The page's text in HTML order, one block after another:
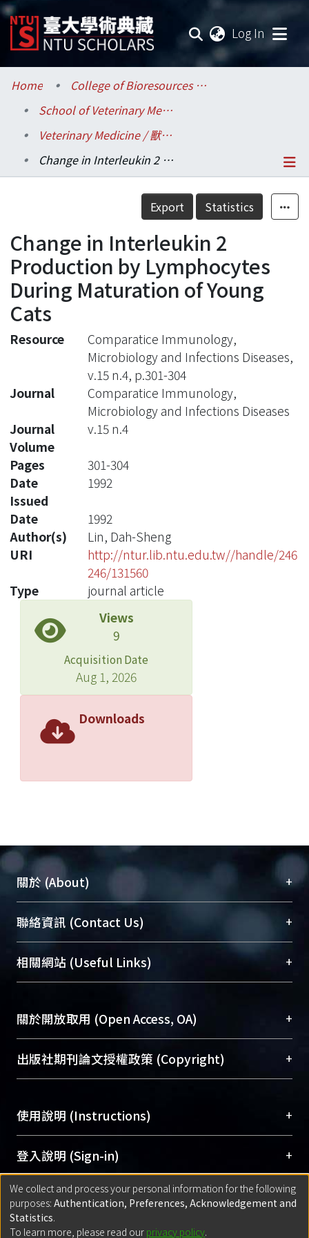
Log In
Communities & Collections
Research Outputs
Fundings & Projects
Statistics
Home
College of Bioresources and Agriculture / 生物資源暨農學院
School of Veterinary Medicine / 獸醫專業學院
Veterinary Medicine / 獸醫學系
Change in Interleukin 2 Production by Lymphocytes During Maturation of Young Cats
Details
Export Statistics
Change in Interleukin 2
Production by Lymphocytes
During Maturation of Young
Cats
Resource
Comparatice Immunology,
Microbiology and Infections Diseases,
v.15 n.4, p.301-304
Journal
Comparatice Immunology,
Microbiology and Infections Diseases
Journal
Volume
v.15 n.4
Pages
301-304
Date
Issued
1992
Date
1992
Author(s)
Lin, Dah-Sheng
URI
http://ntur.lib.ntu.edu.tw//handle/246
246/131560
Type
journal article
Views
9
Acquisition Date
Aug 1, 2026
Downloads
關於 (About) +
臺大位居世界頂尖大學之列，為永久珍藏及向國際
展現本校豐碩的研究成果及學術能量，圖書館整合
機構典藏（NTUR）與學術庫（AH）不同功能平
台，成為臺大學術典藏NTU scholars。期能整合研
成果。
To permanently archive and promote researcher
profiles and scholarly works, Library integrates the
services of “NTU Repository” with “Academic
聯絡資訊 (Contact Us) +
總館學科館員(Main Library)
醫學圖書館學科館員(Medical Library)
Sciences Library)
相關網站 (Useful Links) +
關於開放取用 (Open Access, OA) +
開放取用是從使用者角度提升資訊取用性的社會運
動，應用在學術研究上是透過將研究著作公開供使
用逐年攀升。同時可加速研究發展、提升研究影響
Archive）平台。 （點選深入了解OA）
出版社期刊論文授權政策 (Copyright) +
含部分內容的版權非匯入者所有，或由第三方贊
助與合作完成，請確認該版權所有者及第三方同
意提供此授權。
Please represent that the submission is your
original work, and that you have the right to
grant the rights to upload.
若欲上傳已出版的全文電子檔，可使用
使用說明 (Instructions) +
網站簡介(Quickstart Guide)
使用手冊(Instruction Manual)
線上預約服務(Booking Service)
登入說明 (Sign-in) +
方案一：臺灣大學計算機中心帳號登入
(With C&INC Email Account)
方案二：ORCID帳號登入(With ORCID)
匯入著作 (Submission) +
We collect and process your personal information for the following
purposes: Authentication, Preferences, Acknowledgement and
Statistics.
To learn more, please read our privacy policy.